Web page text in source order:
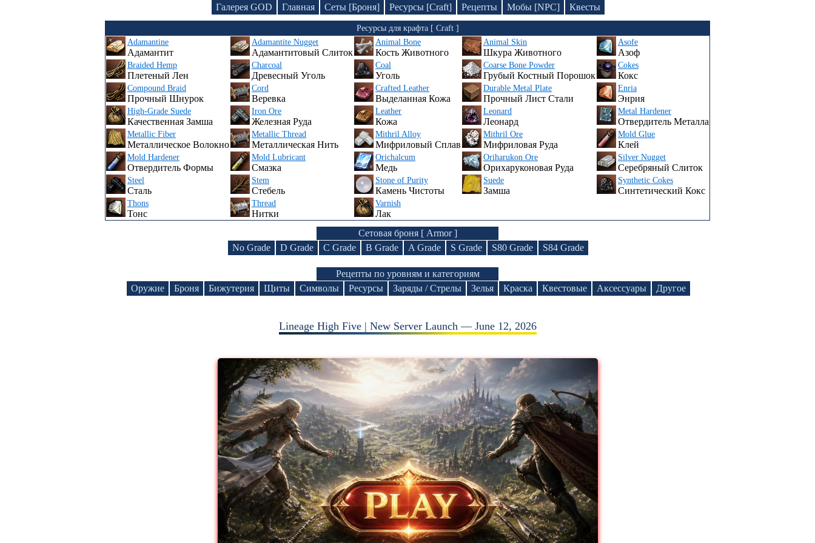
Галерея GOD Главная Сеты [Броня] Ресурсы [Craft] Рецепты Мобы [NPC] Квесты
Ресурсы для крафта [ Craft ]
Adamantine
Адамантит
Adamantite Nugget
Адамантитовый Слиток
Animal Bone
Кость Животного
Animal Skin
Шкура Животного
Asofe
Азоф
Braided Hemp
Плетеный Лен
Charcoal
Древесный Уголь
Coal
Уголь
Coarse Bone Powder
Грубый Костный Порошок
Cokes
Кокс
Compound Braid
Прочный Шнурок
Cord
Веревка
Crafted Leather
Выделанная Кожа
Durable Metal Plate
Прочный Лист Стали
Enria
Энрия
High-Grade Suede
Качественная Замша
Iron Ore
Железная Руда
Leather
Кожа
Leonard
Леонард
Metal Hardener
Отвердитель Металла
Metallic Fiber
Металлическое Волокно
Metallic Thread
Металлическая Нить
Mithril Alloy
Мифриловый Сплав
Mithril Ore
Мифриловая Руда
Mold Glue
Клей
Mold Hardener
Отвердитель Формы
Mold Lubricant
Смазка
Orichalcum
Медь
Oriharukon Ore
Орихаруконовая Руда
Silver Nugget
Серебряный Слиток
Steel
Сталь
Stem
Стебель
Stone of Purity
Камень Чистоты
Suede
Замша
Synthetic Cokes
Синтетический Кокс
Thons
Тонс
Thread
Нитки
Varnish
Лак
Сетовая броня [ Armor ]
No Grade
D Grade C Grade B Grade A Grade S Grade S80 Grade S84 Grade
Рецепты по уровням и категориям
Оружие
Броня Бижутерия Щиты Символы Ресурсы Заряды / Стрелы Зелья Краска Квестовые Аксессуары Другое
Lineage High Five | New Server Launch — June 12, 2026